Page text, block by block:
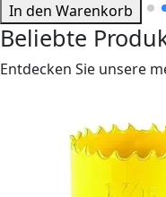
In den Warenkorb
Beliebte
Entdecken Sie unsere